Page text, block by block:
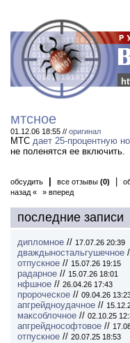
мтсное
01.12.06 18:55 // оригинал
МТС дает 25-процентную
не поленятся ее включить.
обсудить все отзывы (0)
назад «
» вперед
последние записи
дипломное // 17.07.26 20:39
дваждыностальгушечное
отпускное // 15.07.26 19:15
радарное // 15.07.26 18:01
нфшное // 26.04.26 17:43
пророческое // 09.04.26
апгрейдноудачное //
максоблочное // 02.10.25
апгрейднософтовое //
отпускное // 20.07.25 18:53